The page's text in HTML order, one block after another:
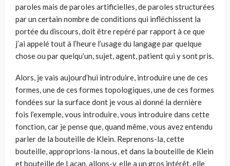
paroles mais de paroles artificielles, de paroles structurées
par un certain nombre de conditions qui infléchissent la
portée du discours, doit être repéré par rapport à ce que
j’ai appelé tout à l’heure l’usage du langage par quelque
chose ou par quelqu’un, sujet, agent, patient qui y sont pris.
Alors, je vais aujourd’hui introduire, introduire une de ces
formes, une de ces formes topologiques, une de ces formes
fondées sur la surface dont je vous ai donné la dernière
fois l’exemple, vous introduire, vous introduire dans cette
fonction, car je pense que, quand même, vous avez entendu
parler de la bou­teille de Klein. Reprenons-la, cette
bouteille, approprions-la nous, et dans la bouteille de Klein
et bouteille de Lacan, allons-y, elle a un gros intérêt, elle